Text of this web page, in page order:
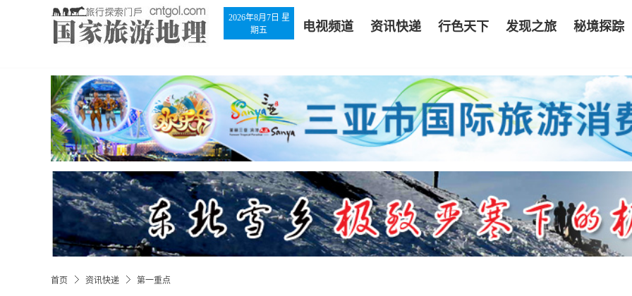
2026年8月7日 星
期五
电视频道 资讯快递 行色天下 发现之旅 秘境探踪
首页 资讯快递 第一重点